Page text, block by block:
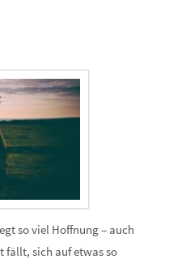
so viel Hoffnung – auch
fällt, sich auf etwas so